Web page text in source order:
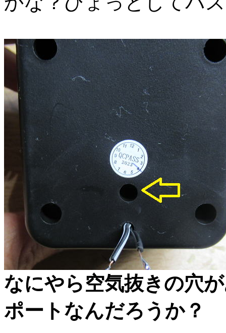
なにやら空気抜きの穴
ポートなんだろうか？